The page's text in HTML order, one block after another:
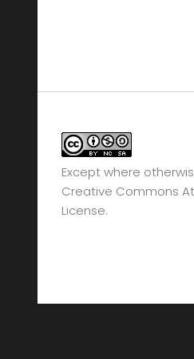
Except where
Creative Commons
License.